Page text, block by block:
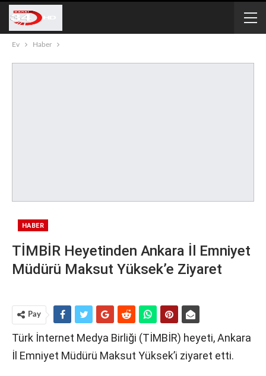
Ev Haber
HABER
TİMBİR Heyetinden Ankara İl Emniyet
Müdürü Maksut Yüksek’e Ziyaret
Pay
Türk İnternet Medya Birliği (TİMBİR) heyeti, Ankara
İl Emniyet Müdürü Maksut Yüksek’i ziyaret etti.